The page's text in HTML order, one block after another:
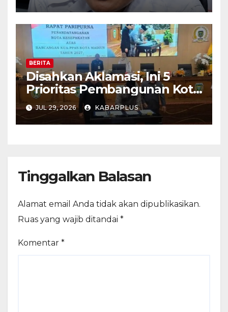
BERITA
Disahkan Aklamasi, Ini 5
Prioritas Pembangunan Kota
Madiun dalam KUA-PPAS
APBD 2027
JUL 29, 2026 KABARPLUS
Tinggalkan Balasan
Alamat email Anda tidak akan dipublikasikan.
Ruas yang wajib ditandai *
Komentar *